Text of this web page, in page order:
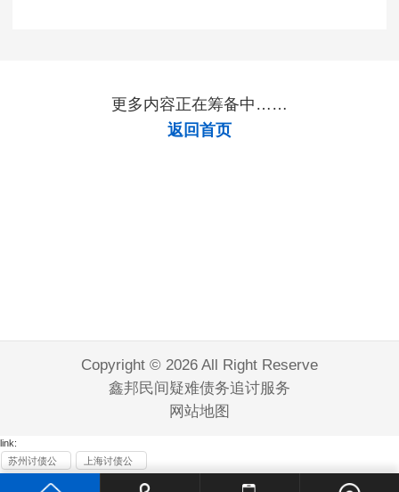
更多内容正在筹备中……
返回首页
Copyright © 2026 All Right Reserve
鑫邦民间疑难债务追讨服务
网站地图
link:
苏州讨债公
上海讨债公